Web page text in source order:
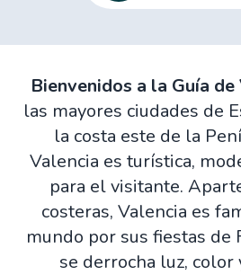
Bienvenidos a la Guía de
las mayores ciudades de
la costa este de la
Valencia es turística,
para el visitante.
costeras, Valencia es
mundo por sus fiestas de
se derrocha luz, color